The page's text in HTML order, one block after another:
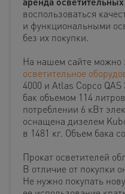
воспользоваться
и функциональными
без их покупки.
На нашем сайте можно
осветительное
4000 и Atlas Copco QAS
бак объемом 114
потреблении 6 кВт
оснащена дизелем
в 1481 кг. Объем бака
Прокат осветителей
В отличие от покупки
Не нужно покупать